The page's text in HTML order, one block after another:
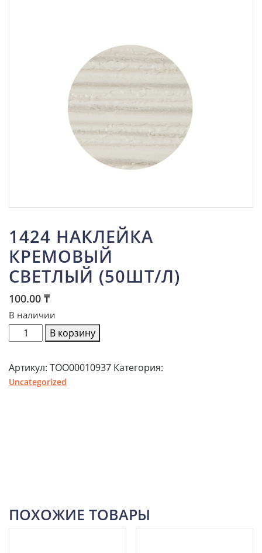
1424 НАКЛЕЙКА
КРЕМОВЫЙ
СВЕТЛЫЙ (50ШТ/Л)
100.00 ₸
В наличии
Количество
товара
Наклейка
кремовый
В корзину
Артикул: ТОО00010937 Категория:
Uncategorized
ПОХОЖИЕ ТОВАРЫ